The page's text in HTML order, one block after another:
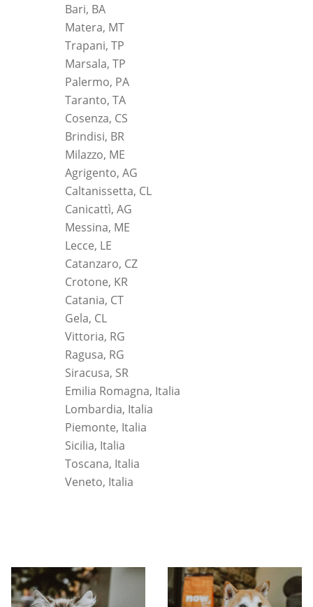
Bari, BA
Matera, MT
Trapani, TP
Marsala, TP
Palermo, PA
Taranto, TA
Cosenza, CS
Brindisi, BR
Milazzo, ME
Agrigento, AG
Caltanissetta, CL
Canicattì, AG
Messina, ME
Lecce, LE
Catanzaro, CZ
Crotone, KR
Catania, CT
Gela, CL
Vittoria, RG
Ragusa, RG
Siracusa, SR
Emilia Romagna, Italia
Lombardia, Italia
Piemonte, Italia
Sicilia, Italia
Toscana, Italia
Veneto, Italia